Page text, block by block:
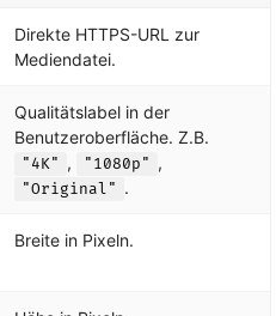
Direkte HTTPS-URL zur
Mediendatei.
Qualitätslabel in der
Benutzeroberfläche. Z.B.
"4K" , "1080p" ,
"Original" .
Breite in Pixeln.